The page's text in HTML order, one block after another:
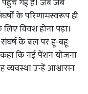
के परिणामस्वरूप ही
विवश होना पड़ा।
के बल पर हू-बहू
कि नई पेंशन योजना
व्यवस्था उन्हें आश्वासन